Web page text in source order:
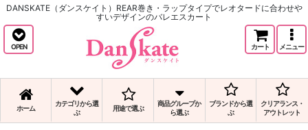
DANSKATE（ダンスケイト）REAR巻き・ラップタイプでレオタードに合わせや
すいデザインのバレエスカート
OPEN カート メニュー
ホーム
カテゴリから選
ぶ
用途で選ぶ
商品グループか
ら選ぶ
ブランドから選
ぶ
クリアランス・
アウトレット